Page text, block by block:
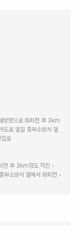
방향으로 좌회전 후 3km
로 옆길 중부소방서 앞
로
전 후 3km정도 직진 -
부소방서 앞에서 좌회전 -